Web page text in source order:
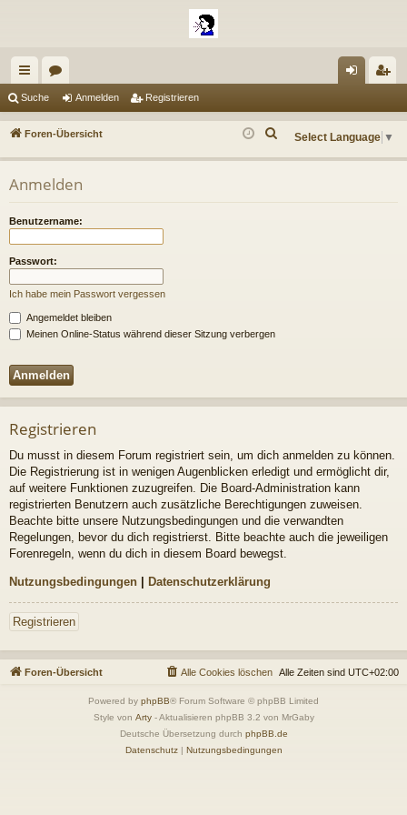
ch
ne
ug
en m ist
Suche Anmelden Registrieren
Foren-Übersicht Select Language ▼
Anmelden
Benutzername:
Passwort:
Ich habe mein Passwort vergessen
Angemeldet bleiben
Meinen Online-Status während dieser Sitzung verbergen
Registrieren
Du musst in diesem Forum registriert sein, um dich anmelden zu können.
Die Registrierung ist in wenigen Augenblicken erledigt und ermöglicht dir,
auf weitere Funktionen zuzugreifen. Die Board-Administration kann
registrierten Benutzern auch zusätzliche Berechtigungen zuweisen.
Beachte bitte unsere Nutzungsbedingungen und die verwandten
Regelungen, bevor du dich registrierst. Bitte beachte auch die jeweiligen
Forenregeln, wenn du dich in diesem Board bewegst.
Nutzungsbedingungen | Datenschutzerklärung
Registrieren
Foren-Übersicht Alle Zeiten sind UTC+02:00
Alle Cookies löschen
Powered by phpBB® Forum Software © phpBB Limited
Style von Arty- Aktualisieren phpBB 3.2 von MrGaby
Deutsche Übersetzung durch phpBB.de
Datenschutz| Nutzungsbedingungen